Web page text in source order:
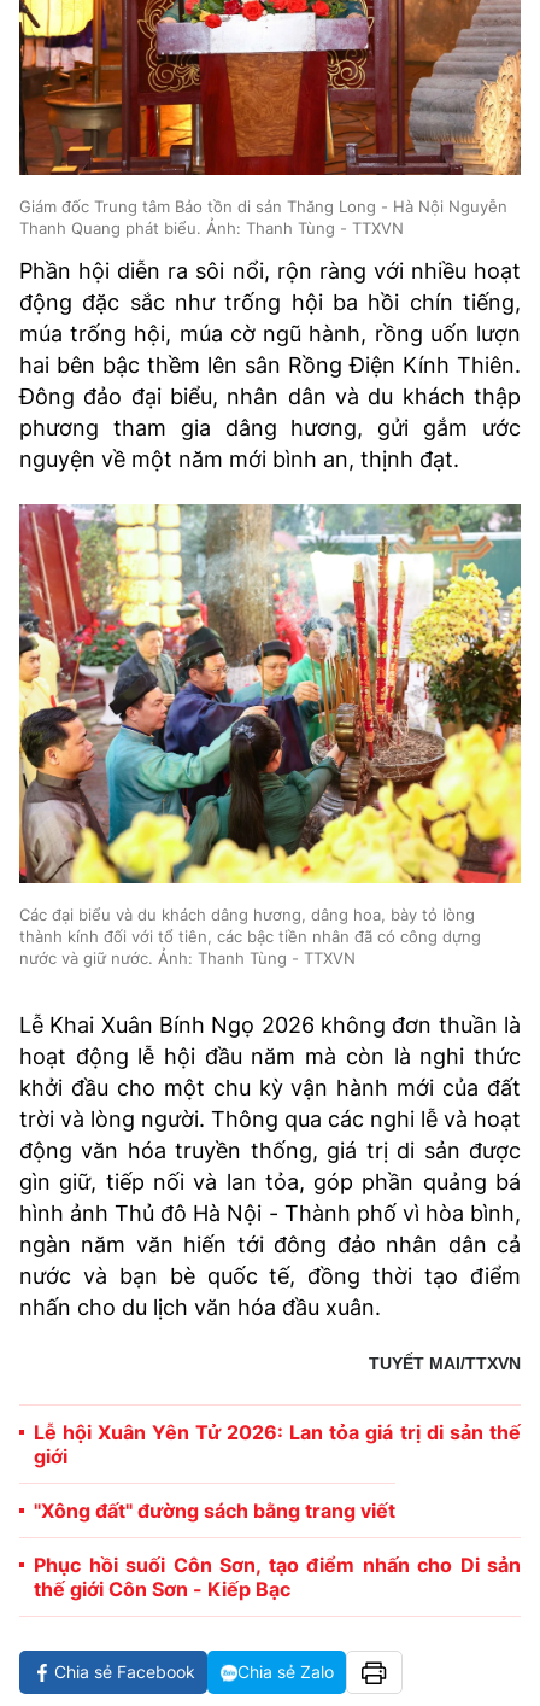
Giám đốc Trung tâm Bảo tồn di sản Thăng Long - Hà Nội Nguyễn
Thanh Quang phát biểu. Ảnh: Thanh Tùng - TTXVN
Phần hội diễn ra sôi nổi, rộn ràng với nhiều hoạt
động đặc sắc như trống hội ba hồi chín tiếng,
múa trống hội, múa cờ ngũ hành, rồng uốn lượn
hai bên bậc thềm lên sân Rồng Điện Kính Thiên.
Đông đảo đại biểu, nhân dân và du khách thập
phương tham gia dâng hương, gửi gắm ước
nguyện về một năm mới bình an, thịnh đạt.
Các đại biểu và du khách dâng hương, dâng hoa, bày tỏ lòng
thành kính đối với tổ tiên, các bậc tiền nhân đã có công dựng
nước và giữ nước. Ảnh: Thanh Tùng - TTXVN
Lễ Khai Xuân Bính Ngọ 2026 không đơn thuần là
hoạt động lễ hội đầu năm mà còn là nghi thức
khởi đầu cho một chu kỳ vận hành mới của đất
trời và lòng người. Thông qua các nghi lễ và hoạt
động văn hóa truyền thống, giá trị di sản được
gìn giữ, tiếp nối và lan tỏa, góp phần quảng bá
hình ảnh Thủ đô Hà Nội - Thành phố vì hòa bình,
ngàn năm văn hiến tới đông đảo nhân dân cả
nước và bạn bè quốc tế, đồng thời tạo điểm
nhấn cho du lịch văn hóa đầu xuân.
TUYẾT MAI/TTXVN
Lễ hội Xuân Yên Tử 2026: Lan tỏa giá trị di sản thế
giới
"Xông đất" đường sách bằng trang viết
Phục hồi suối Côn Sơn, tạo điểm nhấn cho Di sản
thế giới Côn Sơn - Kiếp Bạc
Chia sẻ Facebook Chia sẻ Zalo